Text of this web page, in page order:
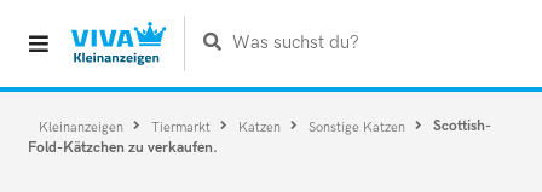
Was suchst du?
Kleinanzeigen Tiermarkt Katzen Sonstige Katzen
Scottish-
Fold-Kätzchen zu verkaufen.